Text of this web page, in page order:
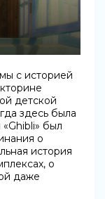
с историей
детской
здесь была
был
о
история
о
даже